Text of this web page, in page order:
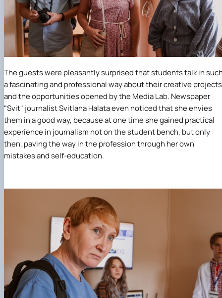
The guests were pleasantly surprised that students talk in
a fascinating and professional way about their creative projects
and the opportunities opened by theMedia Lab. Newspaper
"Svit" journalistSvitlana Halataeven noticed that she envies
them in a good way, because at one time she gained practical
experience in journalism not on the student bench, but only
then, paving the way in the profession through her own
mistakes and self-education.